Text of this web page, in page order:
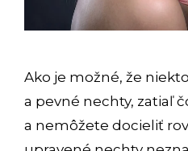
Ako je možné, že
a pevné nechty, zatiaľ
a nemôžete docieliť